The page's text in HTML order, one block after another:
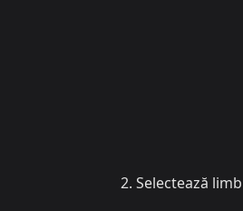
Selectează